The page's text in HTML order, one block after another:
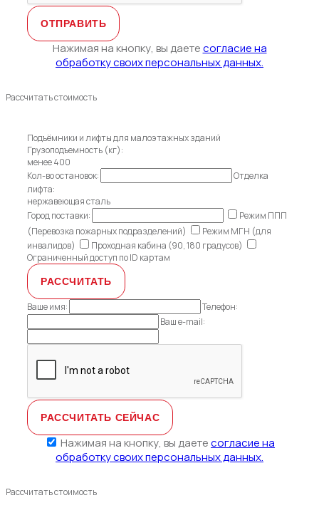
Нажимая на кнопку, вы даетесогласие на
обработку своих персональных данных.
Рассчитать стоимость
Подъёмники и лифты для малоэтажных зданий
Грузоподъемность (кг):
менее 400
Кол-во остановок:
Отделка
лифта:
нержавеющая сталь
Город поставки:
Режим ППП
(Перевозка пожарных подразделений)
Режим МГН (для
инвалидов)
Проходная кабина (90, 180 градусов)
Ограниченный доступ по ID картам
Ваше имя:
Телефон:
Ваш e-mail:
Нажимая на кнопку, вы даетесогласие на
обработку своих персональных данных.
Рассчитать стоимость